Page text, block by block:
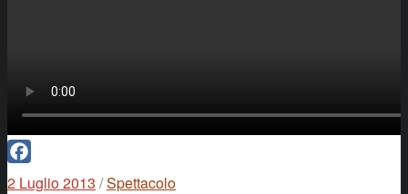
Facebook
2 Luglio 2013 /Spettacolo